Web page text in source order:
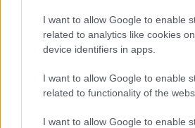
I want to allow Google to enable
related to analytics like cookies
device identifiers in apps.
I want to allow Google to enable
related to functionality of the
I want to allow Google to enable